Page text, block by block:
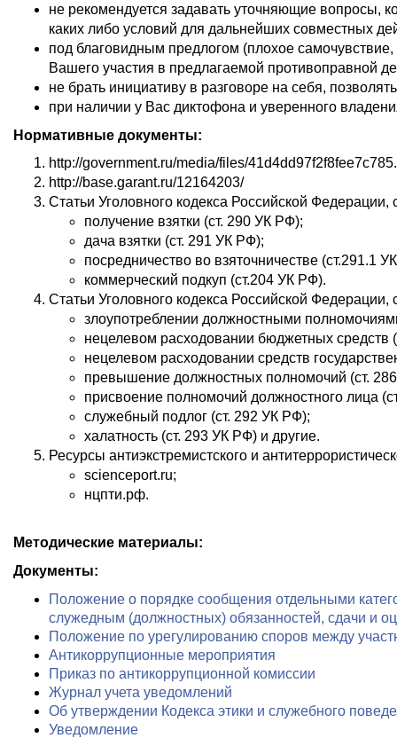
не рекомендуется задавать уточняющие вопросы,
каких либо условий для дальнейших совместных
под благовидным предлогом (плохое
Вашего участия в предлагаемой противоправной
не брать инициативу в разговоре на себя,
при наличии у Вас диктофона и уверенного
Нормативные документы:
http://government.ru/media/files/
http://base.garant.ru/12164203/
Статьи Уголовного кодекса Российской
получение взятки (ст. 290 УК РФ);
дача взятки (ст. 291 УК РФ);
посредничество во взяточничестве (ст.291.1
коммерческий подкуп (ст.204 УК РФ).
Статьи Уголовного кодекса Российской
злоупотреблении должностными
нецелевом расходовании бюджетных средств
нецелевом расходовании средств
превышение должностных полномочий (ст.
присвоение полномочий должностного лица
служебный подлог (ст. 292 УК РФ);
халатность (ст. 293 УК РФ) и другие.
Ресурсы антиэкстремистского и
scienceport.ru;
нцпти.рф.
Методические материалы:
Документы:
Положение о порядке сообщения отдельными
служедным (должностных) обязанностей, сдачи и
Положение по урегулированию споров между
Антикоррупционные мероприятия
Приказ по антикоррупционной комиссии
Журнал учета уведомлений
Об утверждении Кодекса этики и служебного
Уведомление